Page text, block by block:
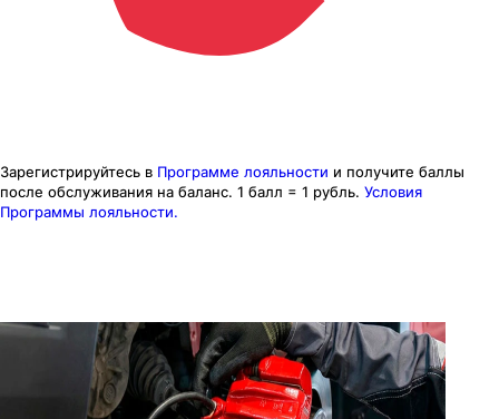
Зарегистрируйтесь в Программе лояльности и получите баллы
после обслуживания на баланс. 1 балл = 1 рубль. Условия
Программы лояльности.